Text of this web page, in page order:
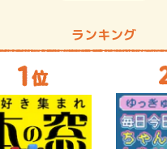
ランキング